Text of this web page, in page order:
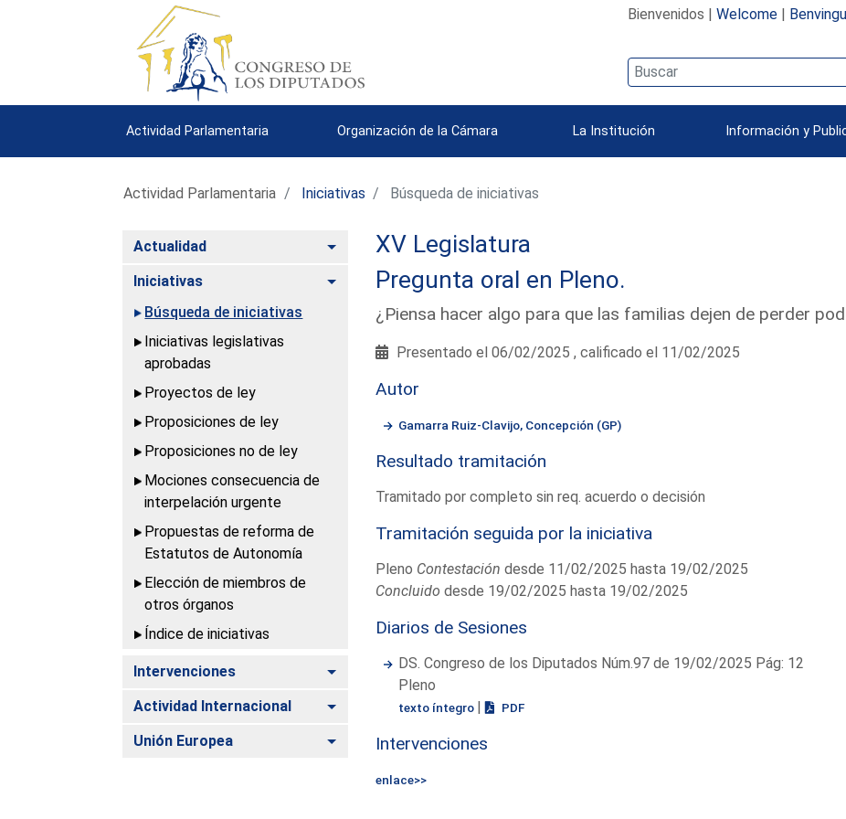
Bienvenidos | Welcome|
Actividad Parlamentaria Organización de la Cámara La Institución Información y
Actividad Parlamentaria Iniciativas Búsqueda de iniciativas
Actualidad Alternar
Iniciativas
Alternar
Búsqueda de iniciativas
Iniciativas legislativas
aprobadas
Proyectos de ley
Proposiciones de ley
Proposiciones no de ley
Mociones consecuencia de
interpelación urgente
Propuestas de reforma de
Estatutos de Autonomía
Elección de miembros de
otros órganos
Índice de iniciativas
Intervenciones Alternar
Actividad Internacional Alternar
Unión Europea Alternar
XV Legislatura
Pregunta oral en Pleno.
¿Piensa hacer algo para que las familias dejen de perder
Presentado el 06/02/2025 , calificado el 11/02/2025
Autor
Gamarra Ruiz-Clavijo, Concepción (GP)
Resultado tramitación
Tramitado por completo sin req. acuerdo o decisión
Tramitación seguida por la iniciativa
Pleno Contestación desde 11/02/2025 hasta 19/02/2025
Concluido desde 19/02/2025 hasta 19/02/2025
Diarios de Sesiones
DS. Congreso de los Diputados Núm.97 de 19/02/2025 Pág: 12
Pleno
texto íntegro | PDF
Intervenciones
enlace>>